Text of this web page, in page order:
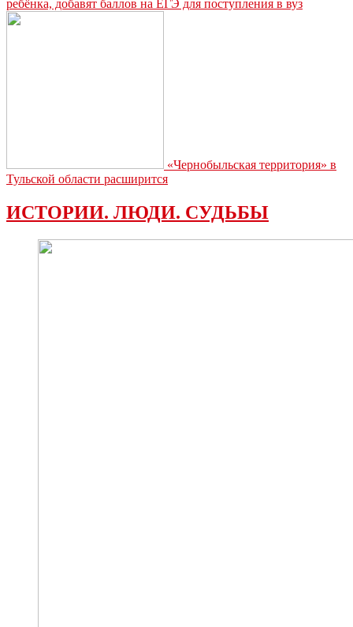
ребёнка, добавят баллов на ЕГЭ для поступления в вуз
«Чернобыльская территория» в
Тульской области расширится
ИСТОРИИ. ЛЮДИ. СУДЬБЫ